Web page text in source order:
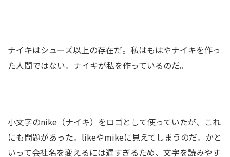
ナイキはシューズ以上の存在だ。私はもはやナイキを作っ
た人間ではない。ナイキが私を作っているのだ。
小文字のnike（ナイキ）をロゴとして使っていたが、これ
にも問題があった。likeやmikeに見えてしまうのだ。かと
いって会社名を変えるには遅すぎるため、文字を読みやす